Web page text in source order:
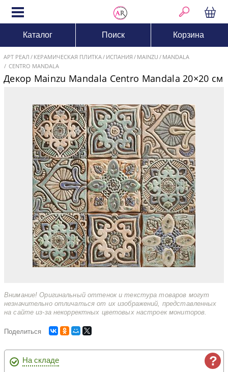
Каталог Поиск Корзина
АРТ РЕАЛ КЕРАМИЧЕСКАЯ ПЛИТКА ИСПАНИЯ MAINZU
MANDALA
CENTRO MANDALA
Декор Mainzu Mandala Centro Mandala 20×20 см
Внимание! Оригинальный оттенок и текстура товаров могут
незначительно отличаться от их изображений, представленных
на сайте из-за некорректных цветовых настроек мониторов.
Поделиться
?
На складе